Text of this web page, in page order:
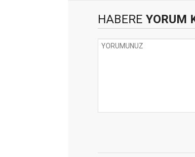
HABERE YORUM